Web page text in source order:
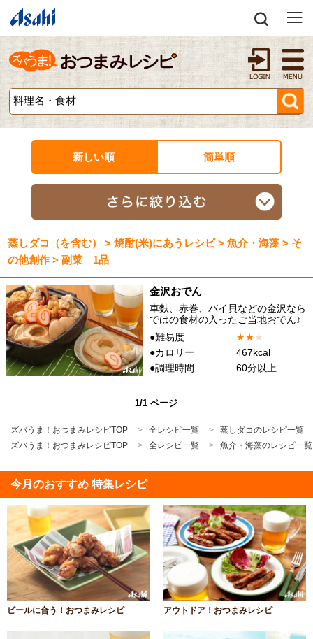
新しい順 簡単順
蒸しダコ（を含む） > 焼酎(米)にあうレシピ > 魚介・海藻 > そ
の他創作 > 副菜 1品
金沢おでん
車麩、赤巻、バイ貝などの金沢なら
ではの食材の入ったご当地おでん♪
●難易度
★★★
●カロリー
467kcal
●調理時間
60分以上
1/1 ページ
ズバうま！おつまみレシピTOP 全レシピ一覧
蒸しダコのレシピ一覧
ズバうま！おつまみレシピTOP
全レシピ一覧 魚介・海藻のレシピ一覧
今月のおすすめ 特集レシピ
ビールに合う！おつまみレシピ アウトドア！おつまみレシピ